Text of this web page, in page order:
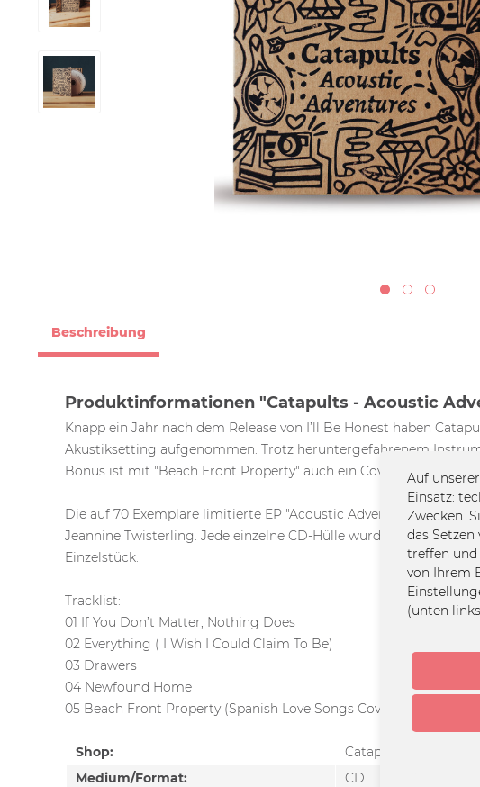
Beschreibung
Produktinformationen "Catapults - Acoustic
Knapp ein Jahr nach dem Release von I’ll Be Honest haben
Akustiksetting aufgenommen. Trotz heruntergefahrenem
Bonus ist mit "Beach Front Property" auch ein Cover eines der
Die auf 70 Exemplare limitierte EP "Acoustic Adventures" von
Jeannine Twisterling. Jede einzelne CD-Hülle wurde liebevoll im
Einzelstück.
Tracklist:
01 If You Don’t Matter, Nothing Does
02 Everything ( I Wish I Could Claim To Be)
03 Drawers
04 Newfound Home
05 Beach Front Property (Spanish Love Songs Cover)
Shop:
Catapults
Medium/Format:
CD
Auf
Einsatz:
Zwecken.
das Setzen
treffen und
von Ihrem
(unten